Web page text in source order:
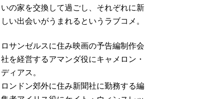
いの家を交換して過ごし、それぞれに新
しい出会いがうまれるというラブコメ。
ロサンゼルスに住み映画の予告編制作会
社を経営するアマンダ役にキャメロン・
ディアス。
ロンドン郊外に住み新聞社に勤務する編